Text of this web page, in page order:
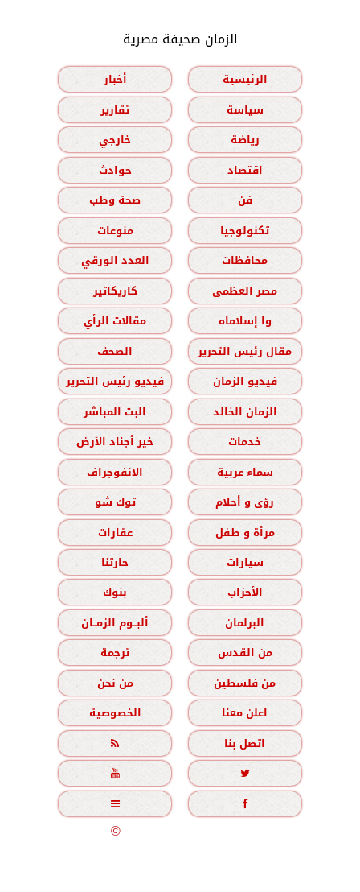
الزمان صحيفة مصرية
الرئيسية
أخبار
سياسة
تقارير
رياضة
خارجي
اقتصاد
حوادث
فن
صحة وطب
تكنولوجيا
منوعات
محافظات
العدد الورقي
مصر العظمى
كاريكاتير
وا إسلاماه
مقالات الرأي
مقال رئيس التحرير
الصحف
فيديو الزمان
فيديو رئيس التحرير
الزمان الخالد
البث المباشر
خدمات
خير أجناد الأرض
سماء عربية
الانفوجراف
رؤى و أحلام
توك شو
مرأة و طفل
عقارات
سيارات
حارتنا
الأحزاب
بنوك
البرلمان
ألبــوم الزمــان
من القدس
ترجمة
من فلسطين
من نحن
اعلن معنا
الخصوصية
اتصل بنا





جميع الحقوق محفوظة©